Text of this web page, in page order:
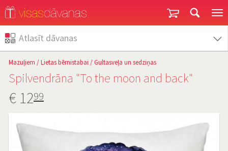
Atlasīt dāvanas
Mazuļiem /Lietas bērnistabai /Gultasveļa un sedziņas
Spilvendrāna "To the moon and back"
€ 1299